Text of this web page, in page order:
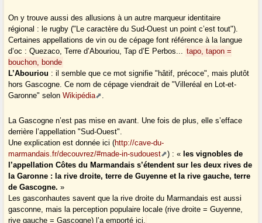
On y trouve aussi des allusions à un autre marqueur identitaire
régional : le rugby ("Le caractère du Sud-Ouest un point c’est tout").
Certaines appellations de vin ou de cépage font référence à la langue
d’oc : Quezaco, Terre d’Abouriou, Tap d’E Perbos... tapo, tapon =
bouchon, bonde
L’Abouriou : il semble que ce mot signifie "hâtif, précoce", mais plutôt
hors Gascogne. Ce nom de cépage viendrait de "Villeréal en Lot-et-
Garonne" selonWikipédia .
La Gascogne n’est pas mise en avant. Une fois de plus, elle s’efface
derrière l’appellation "Sud-Ouest".
Une explication est donnée ici (http://cave-du-
marmandais.fr/decouvrez/#made-in-sudouest
) : « les vignobles de
l’appellation Côtes du Marmandais s’étendent sur les deux rives de
la Garonne : la rive droite, terre de Guyenne et la rive gauche, terre
de Gascogne. »
Les gasconhautes savent que la rive droite du Marmandais est aussi
gasconne, mais la perception populaire locale (rive droite = Guyenne,
rive gauche = Gascogne) l’a emporté ici.